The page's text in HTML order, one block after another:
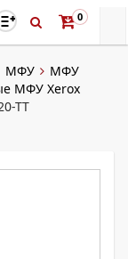
0
МФУ
МФУ
МФУ Xerox
TT